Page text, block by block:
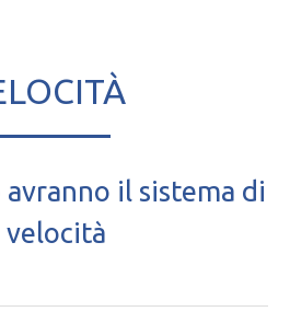
il sistema di
velocità